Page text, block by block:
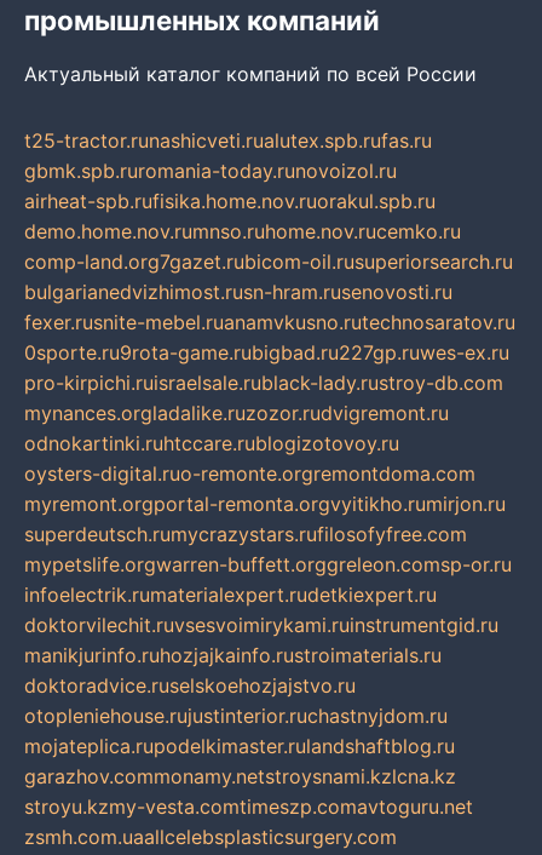
промышленных компаний
Актуальный каталог компаний по всей России
t25-tractor.runashicveti.rualutex.spb.rufas.ru
gbmk.spb.ruromania-today.runovoizol.ru
airheat-spb.rufisika.home.nov.ruorakul.spb.ru
demo.home.nov.rumnso.ruhome.nov.rucemko.ru
comp-land.org7gazet.rubicom-oil.rusuperiorsearch.ru
bulgarianedvizhimost.rusn-hram.rusenovosti.ru
fexer.rusnite-mebel.ruanamvkusno.rutechnosaratov.ru
0sporte.ru9rota-game.rubigbad.ru227gp.ruwes-ex.ru
pro-kirpichi.ruisraelsale.rublack-lady.rustroy-db.com
mynances.orgladalike.ruzozor.rudvigremont.ru
odnokartinki.ruhtccare.rublogizotovoy.ru
oysters-digital.ruo-remonte.orgremontdoma.com
myremont.orgportal-remonta.orgvyitikho.rumirjon.ru
superdeutsch.rumycrazystars.rufilosofyfree.com
mypetslife.orgwarren-buffett.orggreleon.comsp-or.ru
infoelectrik.rumaterialexpert.rudetkiexpert.ru
doktorvilechit.ruvsesvoimirykami.ruinstrumentgid.ru
manikjurinfo.ruhozjajkainfo.rustroimaterials.ru
doktoradvice.ruselskoehozjajstvo.ru
otopleniehouse.rujustinterior.ruchastnyjdom.ru
mojateplica.rupodelkimaster.rulandshaftblog.ru
garazhov.commonamy.netstroysnami.kzlcna.kz
stroyu.kzmy-vesta.comtimeszp.comavtoguru.net
zsmh.com.uaallcelebsplasticsurgery.com